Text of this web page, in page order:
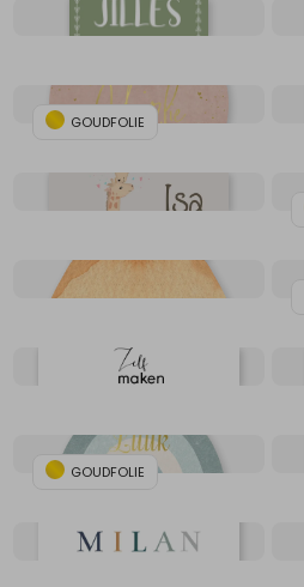
GOUDFOLIE
GOUDFOLIE